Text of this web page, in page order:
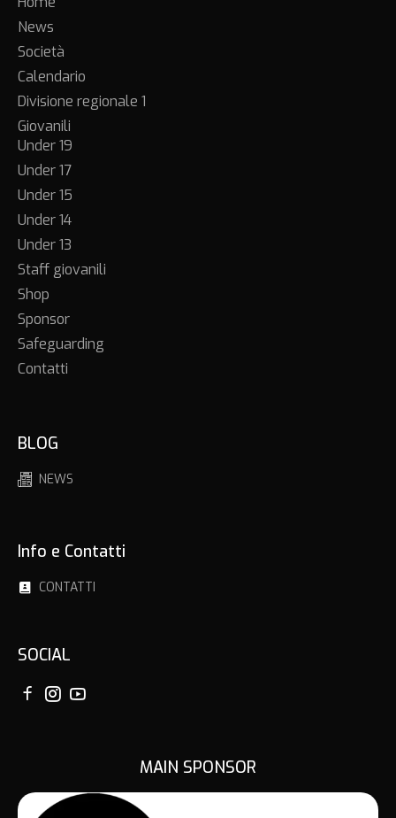
News
Società
Calendario
Divisione regionale 1
Giovanili
Under 19
Under 17
Under 15
Under 14
Under 13
Staff giovanili
Shop
Sponsor
Safeguarding
Contatti
BLOG
NEWS
Info e Contatti
CONTATTI
SOCIAL
MAIN SPONSOR